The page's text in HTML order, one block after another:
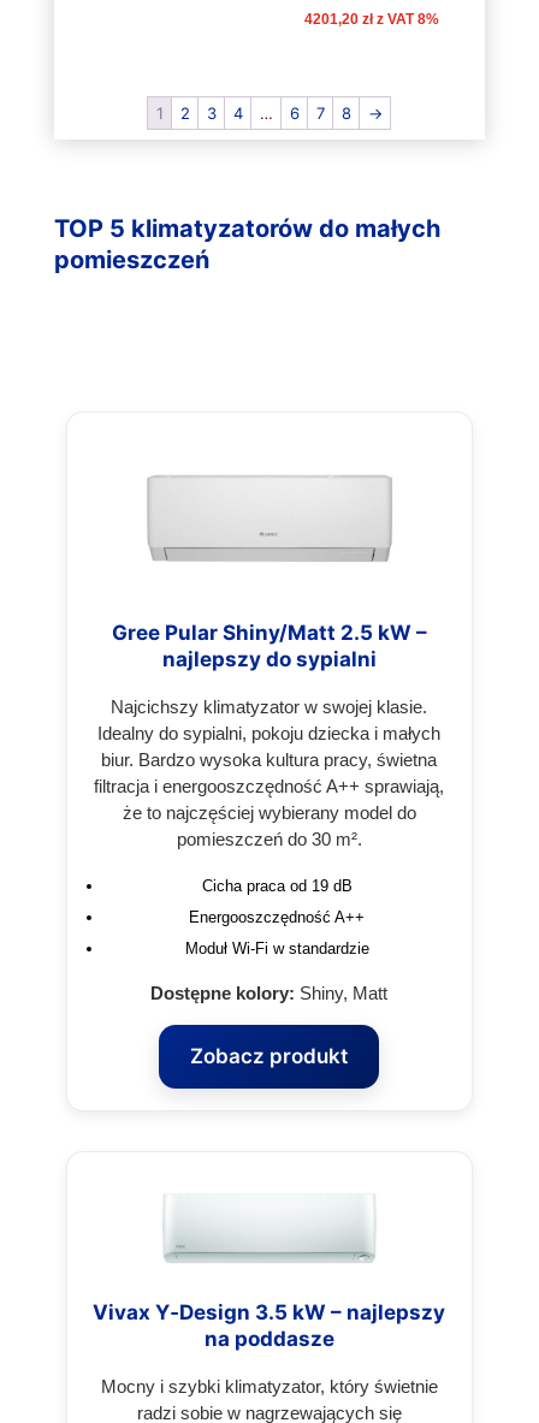
4201,20zł z VAT 8%
1 2 3 4 … 6 7 8 →
TOP 5 klimatyzatorów do małych
pomieszczeń
Gree Pular Shiny/Matt 2.5 kW –
najlepszy do sypialni
Najcichszy klimatyzator w swojej klasie.
Idealny do sypialni, pokoju dziecka i małych
biur. Bardzo wysoka kultura pracy, świetna
filtracja i energooszczędność A++ sprawiają,
że to najczęściej wybierany model do
pomieszczeń do 30 m².
Cicha praca od 19 dB
Energooszczędność A++
Moduł Wi‑Fi w standardzie
Dostępne kolory: Shiny, Matt
Zobacz produkt
Vivax Y‑Design 3.5 kW – najlepszy
na poddasze
Mocny i szybki klimatyzator, który świetnie
radzi sobie w nagrzewających się